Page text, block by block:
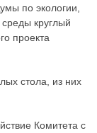
по экологии,
круглый
проекта
стола, из них
Комитета с